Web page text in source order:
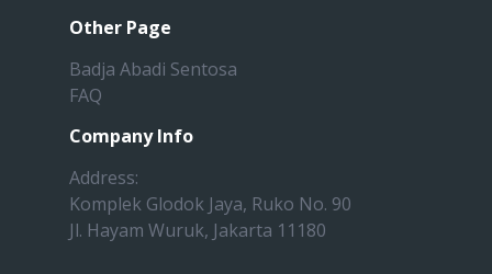
Other Page
Badja Abadi Sentosa
FAQ
Company Info
Address:
Komplek Glodok Jaya, Ruko No. 90
Jl. Hayam Wuruk, Jakarta 11180